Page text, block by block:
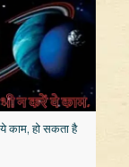
काम, हो सकता है